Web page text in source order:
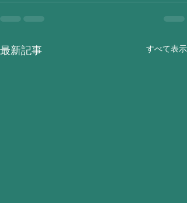
最新記事 すべて表示